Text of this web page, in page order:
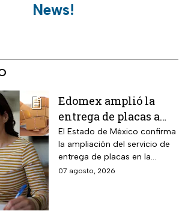
News!
Edomex amplió la
entrega de placas a
domicilio a todo el
estado: los tres pasos
para reemplacar en
línea antes del 31 de
El Estado de México confirma
la ampliación del servicio de
entrega de placas en la
puerta del domicilio,
07 agosto, 2026